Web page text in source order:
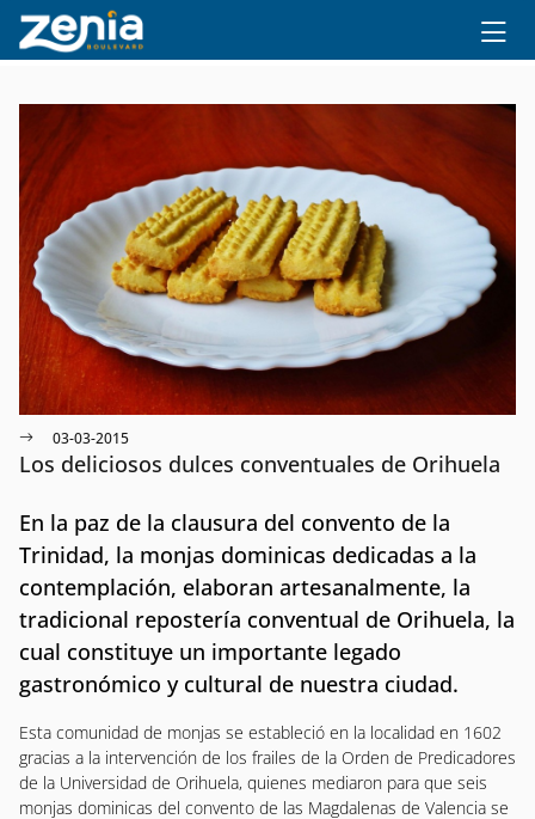
Ir al contenido principal
03-03-2015
Los deliciosos dulces conventuales de Orihuela
En la paz de la clausura del convento de la
Trinidad, la monjas dominicas dedicadas a la
contemplación, elaboran artesanalmente, la
tradicional repostería conventual de Orihuela, la
cual constituye un importante legado
gastronómico y cultural de nuestra ciudad.
Esta comunidad de monjas se estableció en la localidad en 1602
gracias a la intervención de los frailes de la Orden de Predicadores
de la Universidad de Orihuela, quienes mediaron para que seis
monjas dominicas del convento de las Magdalenas de Valencia se